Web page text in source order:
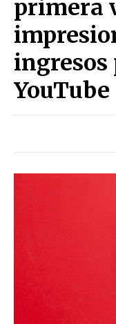
primera
ingresos
YouTube